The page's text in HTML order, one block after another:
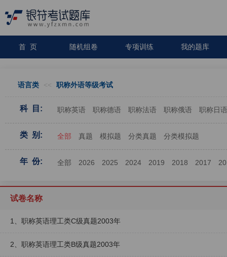
首 页 随机组卷 专项训练 我的题库
语言类 << 职称外语等级考试
科 目: 职称英语 职称德语 职称法语 职称俄语 职称日
类 别: 全部 真题 模拟题 分类真题 分类模拟题
年 份: 全部 2026 2025 2024 2019 2018 2017
试卷名称
1、职称英语理工类C级真题2003年
2、职称英语理工类B级真题2003年